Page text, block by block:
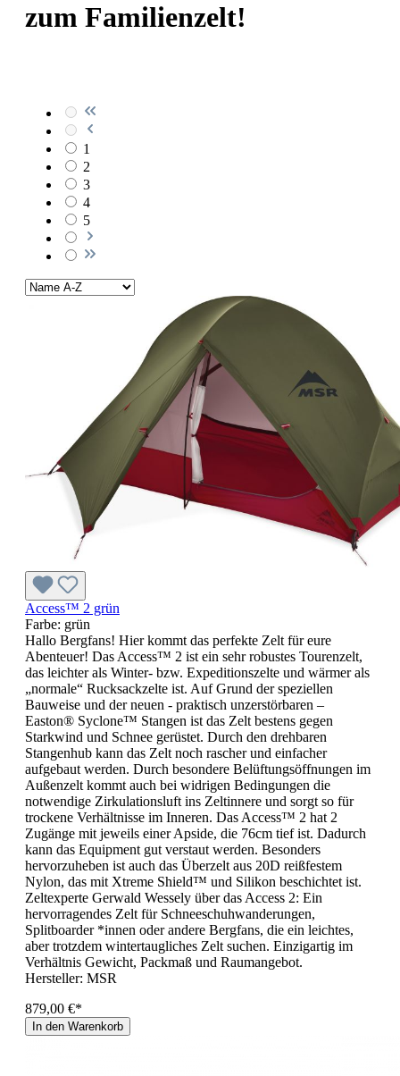
zum Familienzelt!
1
2
3
4
5
Access™ 2 grün
Farbe: grün
Hallo Bergfans! Hier kommt das perfekte Zelt für eure
Abenteuer! Das Access™ 2 ist ein sehr robustes Tourenzelt,
das leichter als Winter- bzw. Expeditionszelte und wärmer als
„normale“ Rucksackzelte ist. Auf Grund der speziellen
Bauweise und der neuen - praktisch unzerstörbaren –
Easton® Syclone™ Stangen ist das Zelt bestens gegen
Starkwind und Schnee gerüstet. Durch den drehbaren
Stangenhub kann das Zelt noch rascher und einfacher
aufgebaut werden. Durch besondere Belüftungsöffnungen im
Außenzelt kommt auch bei widrigen Bedingungen die
notwendige Zirkulationsluft ins Zeltinnere und sorgt so für
trockene Verhältnisse im Inneren. Das Access™ 2 hat 2
Zugänge mit jeweils einer Apside, die 76cm tief ist. Dadurch
kann das Equipment gut verstaut werden. Besonders
hervorzuheben ist auch das Überzelt aus 20D reißfestem
Nylon, das mit Xtreme Shield™ und Silikon beschichtet ist.
Zeltexperte Gerwald Wessely über das Access 2: Ein
hervorragendes Zelt für Schneeschuhwanderungen,
Splitboarder *innen oder andere Bergfans, die ein leichtes,
aber trotzdem wintertaugliches Zelt suchen. Einzigartig im
Verhältnis Gewicht, Packmaß und Raumangebot.
Hersteller: MSR
879,00 €*
In den Warenkorb